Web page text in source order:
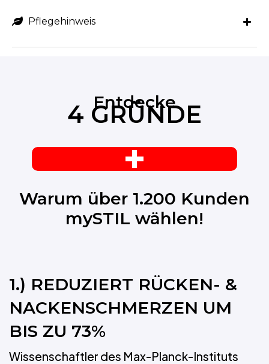
Pflegehinweis
Entdecke
4 GRÜNDE
Warum über 1.200 Kunden
mySTIL wählen!
1.) REDUZIERT RÜCKEN- &
NACKENSCHMERZEN UM
BIS ZU 73%
Wissenschaftler des Max-Planck-Instituts